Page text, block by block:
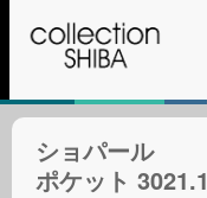
ショパール
ポケット 3021.1